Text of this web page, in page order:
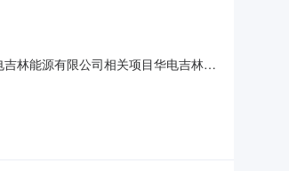
林能源有限公司相关项目华电吉林公
限公司、华电新能松原光伏发电有